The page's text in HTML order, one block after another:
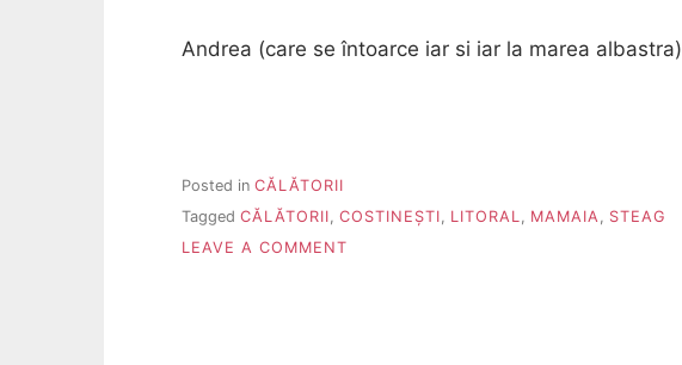
Andrea (care se întoarce iar si iar la marea albastra)
Posted in CĂLĂTORII
Tagged CĂLĂTORII, COSTINEȘTI, LITORAL, MAMAIA, STEAG
LEAVE A COMMENT